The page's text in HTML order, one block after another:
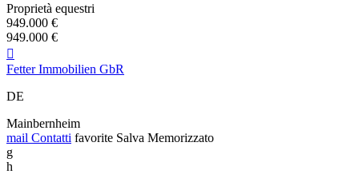
Proprietà equestri
949.000 €
949.000 €

Fetter Immobilien GbR
DE
Mainbernheim
mail Contatti favorite Salva Memorizzato
g
h